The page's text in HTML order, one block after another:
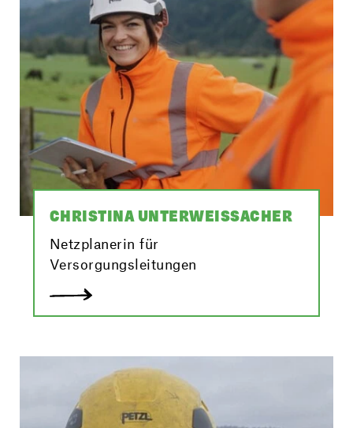
CHRISTINA UNTERWEISSACHER
Netzplanerin für
Versorgungsleitungen